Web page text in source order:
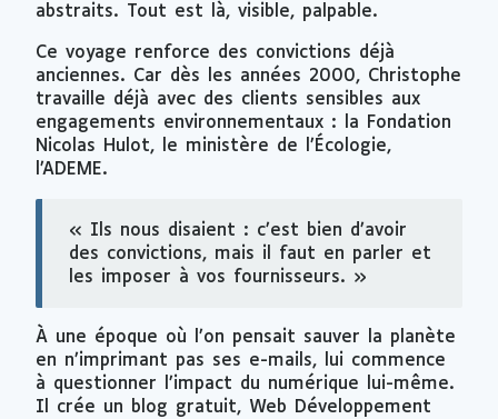
abstraits. Tout est là, visible, palpable.
Ce voyage renforce des convictions déjà
anciennes. Car dès les années 2000, Christophe
travaille déjà avec des clients sensibles aux
engagements environnementaux : la Fondation
Nicolas Hulot, le ministère de l’Écologie,
l’ADEME.
« Ils nous disaient : c’est bien d’avoir
des convictions, mais il faut en parler et
les imposer à vos fournisseurs. »
À une époque où l’on pensait sauver la planète
en n’imprimant pas ses e-mails, lui commence
à questionner l’impact du numérique lui-même.
Il crée un blog gratuit, Web Développement